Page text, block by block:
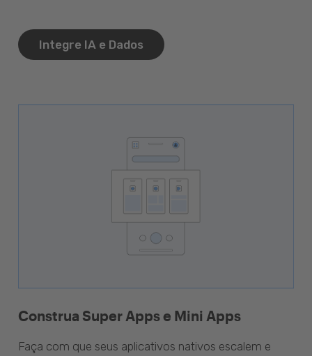
Integre IA e Dados
Construa Super Apps e Mini Apps
Faça com que seus aplicativos nativos escalem e